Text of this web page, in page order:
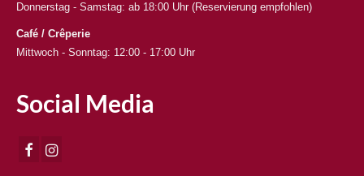
Donnerstag - Samstag: ab 18:00 Uhr (Reservierung empfohlen)
Café / Crêperie
Mittwoch - Sonntag: 12:00 - 17:00 Uhr
Social Media